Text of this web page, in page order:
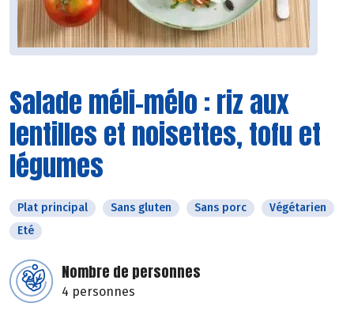
Salade méli-mélo : riz aux
lentilles et noisettes, tofu et
légumes
Plat principal Sans gluten Sans porc
Végétarien
Eté
Nombre de personnes
4 personnes